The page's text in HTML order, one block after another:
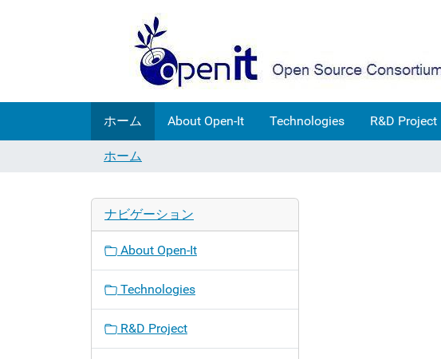
ホーム About Open-It Technologies R&D Project
ホーム
ナビゲーション
About Open-It
Technologies
R&D Project